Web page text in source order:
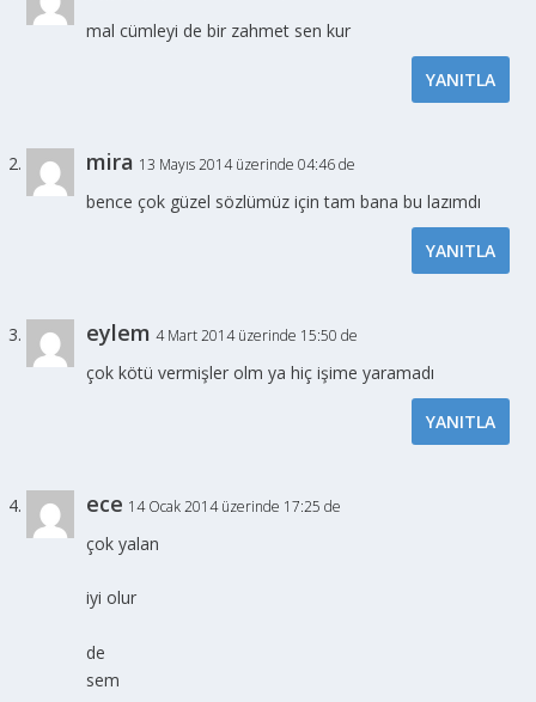
mal cümleyi de bir zahmet sen kur
YANITLA
mira 13 Mayıs 2014 üzerinde 04:46 de
bence çok güzel sözlümüz için tam bana bu lazımdı
YANITLA
eylem 4 Mart 2014 üzerinde 15:50 de
çok kötü vermişler olm ya hiç işime yaramadı
YANITLA
ece 14 Ocak 2014 üzerinde 17:25 de
çok yalan
iyi olur
de
sem